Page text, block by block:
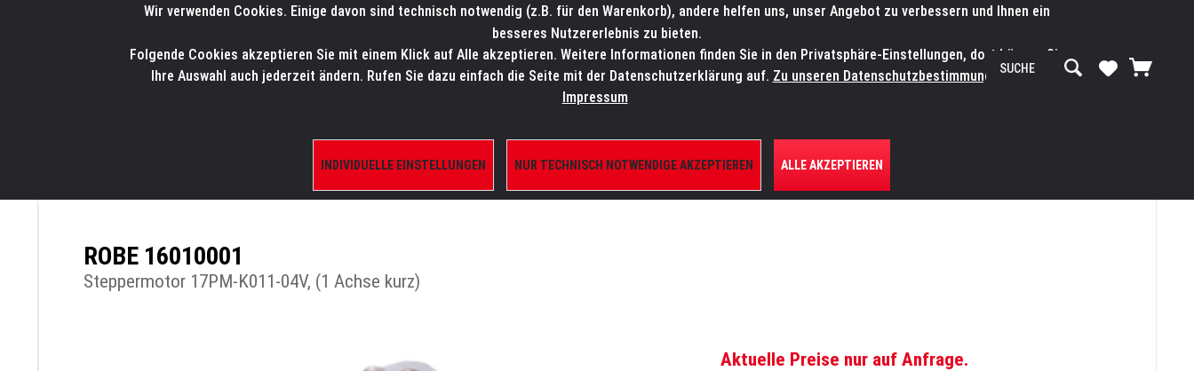
SALES-HOTLINE: +49 5451 5900-800 24/7: sales@lmp.de SERVICE-WERKSTATT Service/Hilfe
HOME PRODUKTE/SHOP MARKEN AKTUELLES SERVICE ÜBER UNS
ERSATZTEILE
ROBE 16010001
Steppermotor 17PM-K011-04V, (1 Achse kurz)
Aktuelle Preise nur auf Anfrage.
Wir verwenden Cookies. Einige davon sind technisch notwendig (z.B. für den Warenkorb), andere helfen uns, unser Angebot zu verbessern und Ihnen ein
besseres Nutzererlebnis zu bieten.
Folgende Cookies akzeptieren Sie mit einem Klick auf Alle akzeptieren. Weitere Informationen finden Sie in den Privatsphäre-Einstellungen, dort können Sie
Ihre Auswahl auch jederzeit ändern. Rufen Sie dazu einfach die Seite mit der Datenschutzerklärung auf. Zu unseren Datenschutzbestimmungen. Zum
Impressum
INDIVIDUELLE EINSTELLUNGEN NUR TECHNISCH NOTWENDIGE AKZEPTIEREN ALLE AKZEPTIEREN